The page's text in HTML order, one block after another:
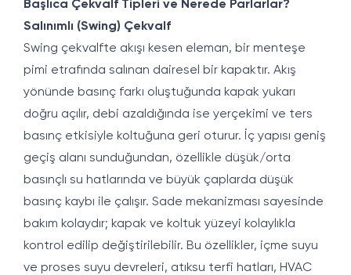
Başlıca Çekvalf Tipleri ve Nerede Parlarlar?
Salınımlı (Swing) Çekvalf
Swing çekvalfte akışı kesen eleman, bir menteşe
pimi etrafında salınan dairesel bir kapaktır. Akış
yönünde basınç farkı oluştuğunda kapak yukarı
doğru açılır, debi azaldığında ise yerçekimi ve ters
basınç etkisiyle koltuğuna geri oturur. İç yapısı geniş
geçiş alanı sunduğundan, özellikle düşük/orta
basınçlı su hatlarında ve büyük çaplarda düşük
basınç kaybı ile çalışır. Sade mekanizması sayesinde
bakım kolaydır; kapak ve koltuk yüzeyi kolaylıkla
kontrol edilip değiştirilebilir. Bu özellikler, içme suyu
ve proses suyu devreleri, atıksu terfi hatları, HVAC